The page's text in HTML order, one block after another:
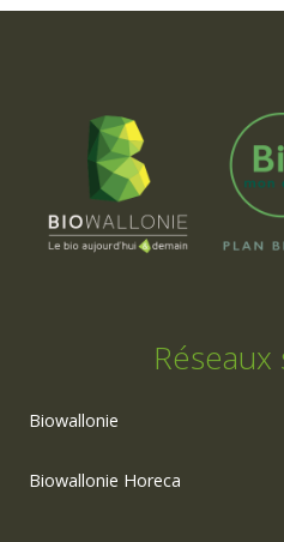
Réseaux
Biowallonie
Biowallonie Horeca